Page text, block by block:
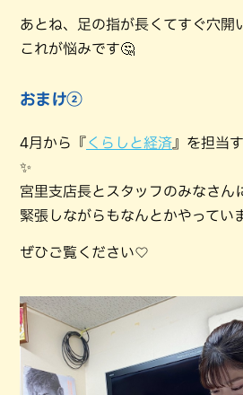
あとね、足の指が長くてすぐ穴開
これが悩みです🤔
おまけ②
4月から『くらしと経済 』を担当
✨
宮里支店長とスタッフのみなさん
緊張しながらもなんとかやってい
ぜひご覧ください♡